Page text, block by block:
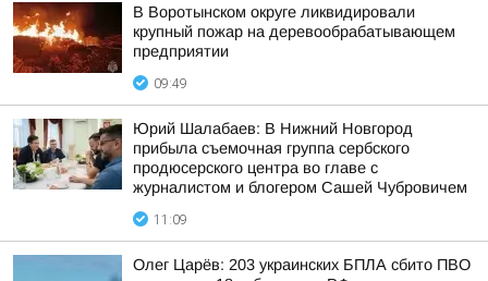
В Воротынском округе ликвидировали
крупный пожар на деревообрабатывающем
предприятии
09:49
Юрий Шалабаев: В Нижний Новгород
прибыла съемочная группа сербского
продюсерского центра во главе с
журналистом и блогером Сашей Чубровичем
11:09
Олег Царёв: 203 украинских БПЛА сбито ПВО